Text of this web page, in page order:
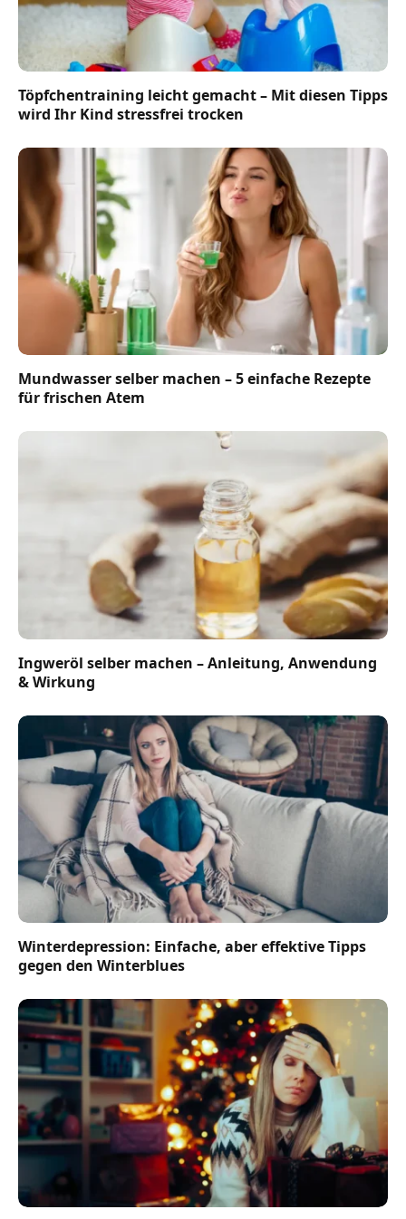
Töpfchentraining leicht gemacht – Mit diesen Tipps
wird Ihr Kind stressfrei trocken
Mundwasser selber machen – 5 einfache Rezepte
für frischen Atem
Ingweröl selber machen – Anleitung, Anwendung
& Wirkung
Winterdepression: Einfache, aber effektive Tipps
gegen den Winterblues